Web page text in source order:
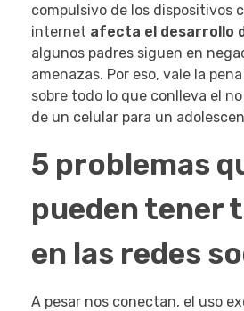
compulsivo de los dispositivos
internet afecta el desarrollo
algunos padres siguen en
amenazas. Por eso, vale la
sobre todo lo que conlleva el
de un celular para un
5 problemas
pueden tener
en las redes
A pesar nos conectan, el uso